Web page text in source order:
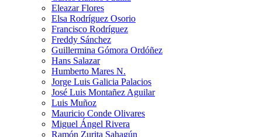
Eleazar Flores
Elsa Rodríguez Osorio
Francisco Rodríguez
Freddy Sánchez
Guillermina Gómora Ordóñez
Hans Salazar
Humberto Mares N.
Jorge Luis Galicia Palacios
José Luis Montañez Aguilar
Luis Muñoz
Mauricio Conde Olivares
Miguel Ángel Rivera
Ramón Zurita Sahagún